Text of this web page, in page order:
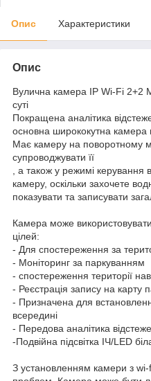
Опис Характеристики
Опис
Вулична камера IP Wi-Fi 2+2
суті
Покращена аналітика
основна ширококутна камера
Має камеру на поворотному
супроводжувати її
, а також у режимі
камеру, оскільки захочете
показувати та записувати
Камера може
цілей:
- Для спостереження за
- Моніторинг за паркуванням
- спостереження території
- Реєстрація запису на карту
- Призначена для
всередині
- Передова аналітика
-Подвійна підсвітка ІЧ/LED
З установленням камери з